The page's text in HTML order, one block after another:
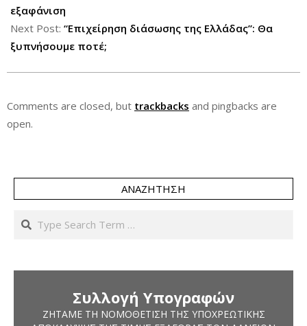
27
εξαφάνιση
Next Post: “Επιχείρηση διάσωσης της Ελλάδας”: Θα
ξυπνήσουμε ποτέ;
Comments are closed, but trackbacks and pingbacks are
open.
ΑΝΑΖΉΤΗΣΗ
Search
Συλλογή Υπογραφών
ΖΗΤΆΜΕ ΤΗ ΝΟΜΟΘΈΤΙΣΗ ΤΗΣ ΥΠΟΧΡΕΩΤΙΚΉΣ